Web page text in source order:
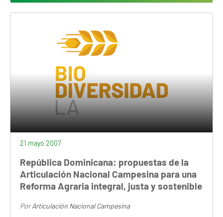
21 mayo 2007
República Dominicana: propuestas de la
Articulación Nacional Campesina para una
Reforma Agraria integral, justa y sostenible
PorArticulación Nacional Campesina